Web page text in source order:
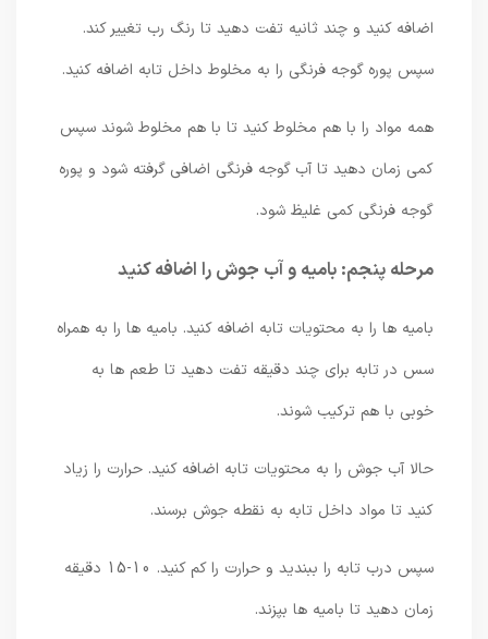
اضافه کنید و چند ثانیه تفت دهید تا رنگ رب تغییر کند.
سپس پوره گوجه فرنگی را به مخلوط داخل تابه اضافه کنید.
همه مواد را با هم مخلوط کنید تا با هم مخلوط شوند سپس
کمی زمان دهید تا آب گوجه فرنگی اضافی گرفته شود و پوره
گوجه فرنگی کمی غلیظ شود.
مرحله پنجم: بامیه و آب جوش را اضافه کنید
بامیه ها را به محتویات تابه اضافه کنید. بامیه ها را به همراه
سس در تابه برای چند دقیقه تفت دهید تا طعم ها به
خوبی با هم ترکیب شوند.
حالا آب جوش را به محتویات تابه اضافه کنید. حرارت را زیاد
کنید تا مواد داخل تابه به نقطه جوش برسند.
سپس درب تابه را ببندید و حرارت را کم کنید. 10-15 دقیقه
زمان دهید تا بامیه ها بپزند.